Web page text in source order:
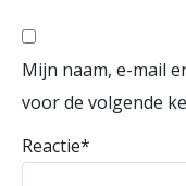
Mijn naam, e-mail
voor de volgende
Reactie*